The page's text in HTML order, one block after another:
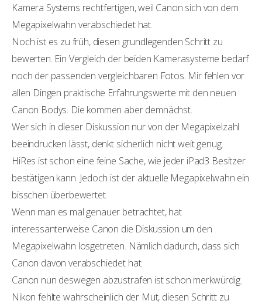
Kamera Systems rechtfertigen, weil Canon sich von dem
Megapixelwahn verabschiedet hat.
Noch ist es zu früh, diesen grundlegenden Schritt zu
bewerten. Ein Vergleich der beiden Kamerasysteme bedarf
noch der passenden vergleichbaren Fotos. Mir fehlen vor
allen Dingen praktische Erfahrungswerte mit den neuen
Canon Bodys. Die kommen aber demnächst.
Wer sich in dieser Diskussion nur von der Megapixelzahl
beeindrucken lässt, denkt sicherlich nicht weit genug.
HiRes ist schon eine feine Sache, wie jeder iPad3 Besitzer
bestätigen kann. Jedoch ist der aktuelle Megapixelwahn ein
bisschen überbewertet.
Wenn man es mal genauer betrachtet, hat
interessanterweise Canon die Diskussion um den
Megapixelwahn losgetreten. Nämlich dadurch, dass sich
Canon davon verabschiedet hat.
Canon nun deswegen abzustrafen ist schon merkwürdig.
Nikon fehlte wahrscheinlich der Mut, diesen Schritt zu